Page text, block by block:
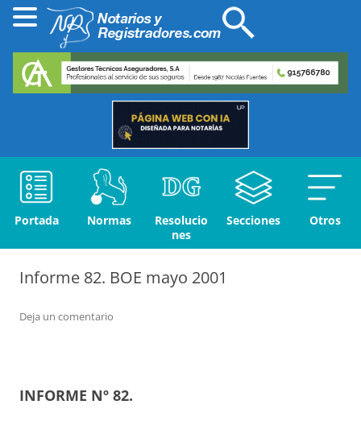
Portada Normas
Resolucio
nes
Secciones Otros
Informe 82. BOE mayo 2001
Deja un comentario
INFORME Nº 82.